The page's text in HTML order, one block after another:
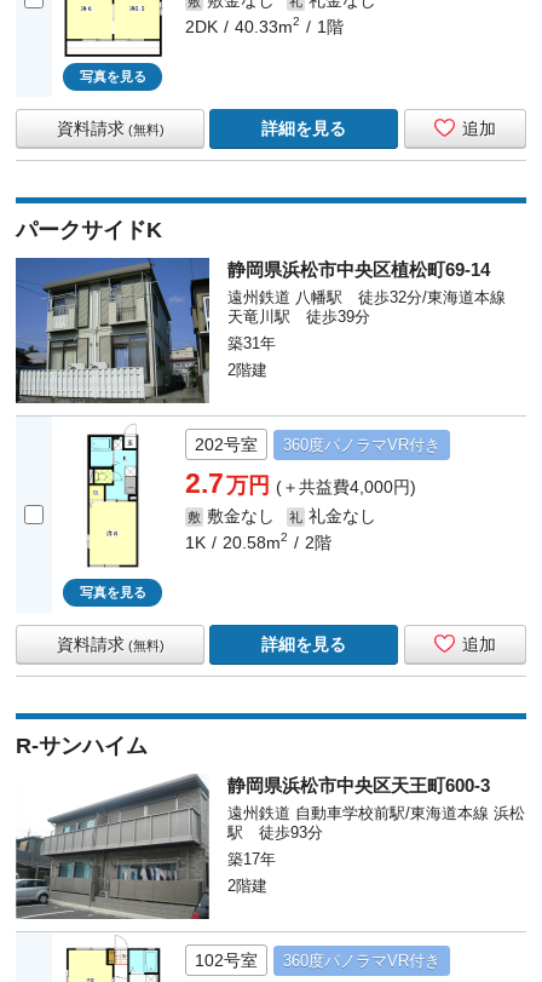
写真を見る
2DK
40.33m2 1階
追加
資料請求 (無料) 詳細を見る
パークサイドK
静岡県浜松市中央区植松町69-14
遠州鉄道 八幡駅 徒歩32分/東海道本線
天竜川駅 徒歩39分
築31年
2階建
写真を見る
202号室 360度パノラマVR付き
2.7万円(＋共益費4,000円)
敷 敷金なし 礼 礼金なし
1K
20.58m2 2階
追加
資料請求 (無料) 詳細を見る
R-サンハイム
静岡県浜松市中央区天王町600-3
遠州鉄道 自動車学校前駅/東海道本線 浜松
駅 徒歩93分
築17年
2階建
102号室 360度パノラマVR付き